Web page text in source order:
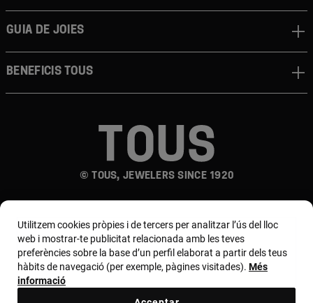
© TOUS, JEWELERS SINCE 1920
Guia de joies
Beneficis TOUS
País i moneda:
Euro
Utilitzem cookies pròpies i de tercers per analitzar l’ús del lloc
web i mostrar-te publicitat relacionada amb les teves
preferències sobre la base d’un perfil elaborat a partir dels teus
hàbits de navegació (per exemple, pàgines visitades). Més
informació